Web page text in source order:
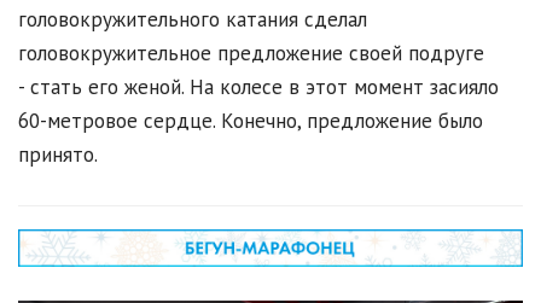
головокружительного катания сделал
головокружительное предложение своей подруге
- стать его женой. На колесе в этот момент засияло
60-метровое сердце. Конечно, предложение было
принято.